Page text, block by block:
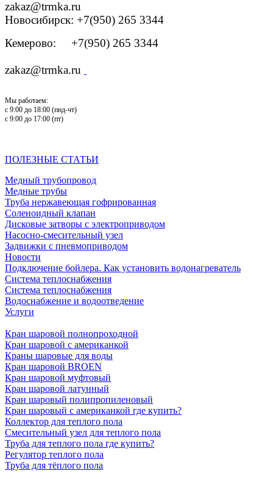
zakaz@trmka.ru
Новосибирск: +7(950) 265 3344
Кемерово: +7(950) 265 3344
zakaz@trmka.ru
Мы работаем:
с 9:00 до 18:00 (пнд-чт)
с 9:00 до 17:00 (пт)
ПОЛЕЗНЫЕ СТАТЬИ
Медный трубопровод
Медные трубы
Труба нержавеющая гофрированная
Соленоидный клапан
Дисковые затворы с электроприводом
Насосно-смесительный узел
Задвижки с пневмоприводом
Новости
Подключение бойлера. Как установить водонагреватель
Система теплоснабжения
Система теплоснабжения
Водоснабжение и водоотведение
Услуги
Кран шаровой полнопроходной
Кран шаровой с американкой
Краны шаровые для воды
Кран шаровой BROEN
Кран шаровой муфтовый
Кран шаровой латунный
Кран шаровый полипропиленовый
Кран шаровый с американкой где купить?
Коллектор для теплого пола
Смесительный узел для теплого пола
Труба для теплого пола где купить?
Регулятор теплого пола
Труба для тёплого пола